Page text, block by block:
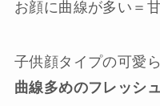
お顔に曲線が多い＝
子供顔タイプの可愛
曲線多めのフレッシュ